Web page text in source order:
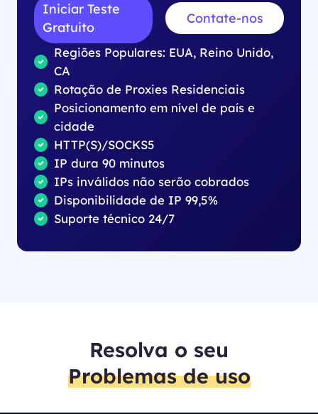
Iniciar Teste
Gratuito
Contate-nos
Regiões Populares: EUA, Reino Unido,
CA
Rotação de Proxies Residenciais
Posicionamento em nível de país e
cidade
HTTP(S)/SOCKS5
IP dura 90 minutos
IPs inválidos não serão cobrados
Disponibilidade de IP 99,5%
Suporte técnico 24/7
Resolva o seu
Problemas de uso